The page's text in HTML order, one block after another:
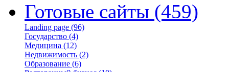
Готовые сайты (459)
Landing page (96)
Государство (4)
Медицина (12)
Недвижимость (2)
Образование (6)